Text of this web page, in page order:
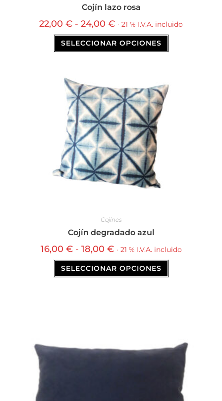
Cojín lazo rosa
22,00 € - 24,00 € · 21 % I.V.A. incluido
SELECCIONAR OPCIONES
Cojines
Cojín degradado azul
16,00 € - 18,00 € · 21 % I.V.A. incluido
SELECCIONAR OPCIONES